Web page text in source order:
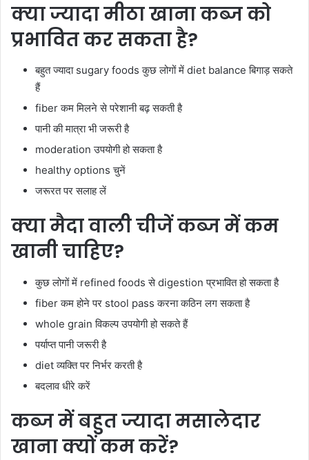
क्या ज्यादा मीठा खाना कब्ज को
प्रभावित कर सकता है?
बहुत ज्यादा sugary foods कुछ लोगों में diet balance बिगाड़ सकते
हैं
fiber कम मिलने से परेशानी बढ़ सकती है
पानी की मात्रा भी जरूरी है
moderation उपयोगी हो सकता है
healthy options चुनें
जरूरत पर सलाह लें
क्या मैदा वाली चीजें कब्ज में कम
खानी चाहिए?
कुछ लोगों में refined foods से digestion प्रभावित हो सकता है
fiber कम होने पर stool pass करना कठिन लग सकता है
whole grain विकल्प उपयोगी हो सकते हैं
पर्याप्त पानी जरूरी है
diet व्यक्ति पर निर्भर करती है
बदलाव धीरे करें
कब्ज में बहुत ज्यादा मसालेदार
खाना क्यों कम करें?